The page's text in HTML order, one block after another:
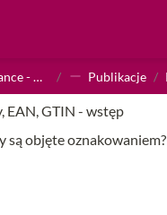
Product Compliance - Homepage / Publikacje /
EAN, GTIN - wstęp
są objęte oznakowaniem?